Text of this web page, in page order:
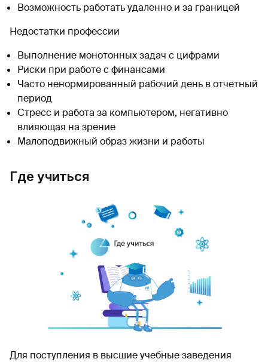
Возможность работать удаленно и за границей
Недостатки профессии
Выполнение монотонных задач с цифрами
Риски при работе с финансами
Часто ненормированный рабочий день в отчетный
период
Стресс и работа за компьютером, негативно
влияющая на зрение
Малоподвижный образ жизни и работы
Где учиться
Для поступления в высшие учебные заведения